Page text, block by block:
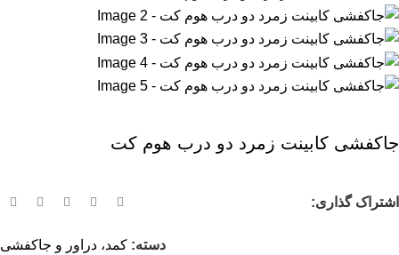
جاکفشی کابینت زمرد دو درب هوم کت
اشتراک گذاری:
دسته: کمد، دراور و جاکفشی